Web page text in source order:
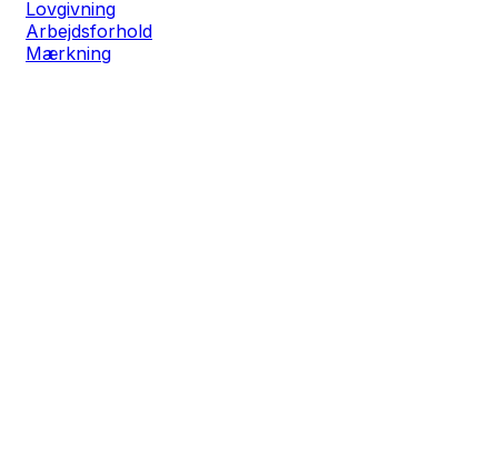
Lovgivning
Arbejdsforhold
Mærkning